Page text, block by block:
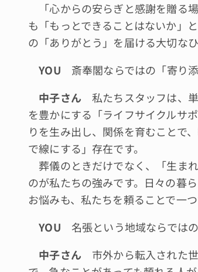
「心からの安らぎと感謝を贈る
も「もっとできることはないか」
の「ありがとう」を届ける大切な
YOU 斎奉閣ならではの「寄り
中子さん 私たちスタッフは、
を豊かにする「ライフサイクルサ
りを生み出し、関係を育むこと
で線にする」存在です。
葬儀のときだけでなく、「生ま
のが私たちの強みです。日々の暮
お悩みも、私たちを頼ることで一
YOU 名張という地域ならでは
中子さん 市外から転入された